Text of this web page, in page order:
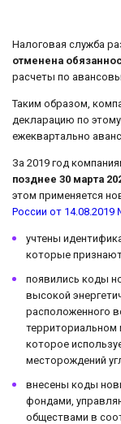
Налоговая служба
отменена
расчеты по
Таким образом,
декларацию по
ежеквартально
За 2019 год
позднее 30 марта
этом применяется
России от
учтены
которые
появились коды
высокой
расположенного
территориальном
которое
месторождений
внесены коды
фондами,
обществами в